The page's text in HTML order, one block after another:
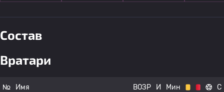
Состав
Вратари
№ Имя ВОЗР И Мин С